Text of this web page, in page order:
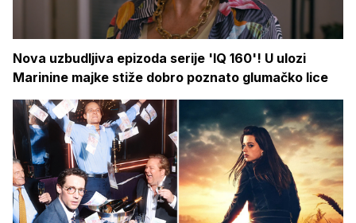
Nova uzbudljiva epizoda serije 'IQ 160'! U ulozi
Marinine majke stiže dobro poznato glumačko lice